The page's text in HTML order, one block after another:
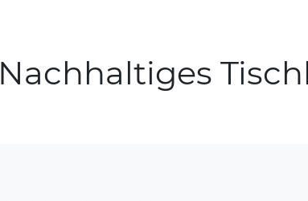
Nachhaltiges